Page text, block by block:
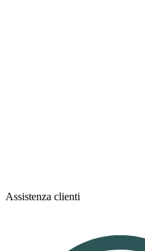
Assistenza clienti